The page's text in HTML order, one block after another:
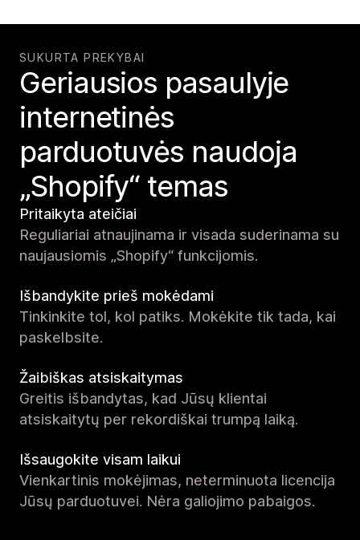
SUKURTA PREKYBAI
Geriausios pasaulyje
internetinės
parduotuvės naudoja
„Shopify“ temas
Pritaikyta ateičiai
Reguliariai atnaujinama ir visada suderinama su
naujausiomis „Shopify“ funkcijomis.
Išbandykite prieš mokėdami
Tinkinkite tol, kol patiks. Mokėkite tik tada, kai
paskelbsite.
Žaibiškas atsiskaitymas
Greitis išbandytas, kad Jūsų klientai
atsiskaitytų per rekordiškai trumpą laiką.
Išsaugokite visam laikui
Vienkartinis mokėjimas, neterminuota licencija
Jūsų parduotuvei. Nėra galiojimo pabaigos.